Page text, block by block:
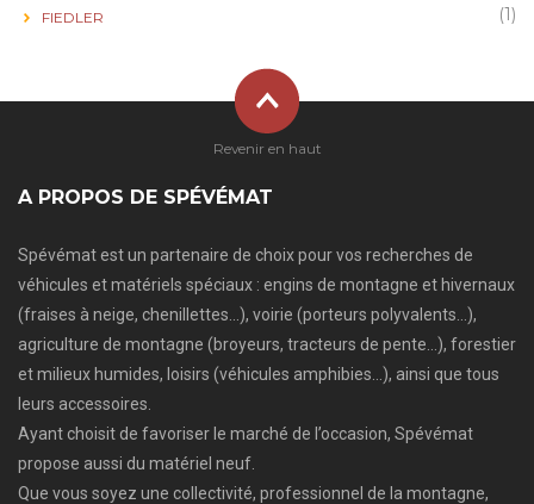
FIEDLER (1)
A PROPOS DE SPÉVÉMAT
Spévémat est un partenaire de choix pour vos recherches de
véhicules et matériels spéciaux : engins de montagne et hivernaux
(fraises à neige, chenillettes…), voirie (porteurs polyvalents…),
agriculture de montagne (broyeurs, tracteurs de pente…), forestier
et milieux humides, loisirs (véhicules amphibies…), ainsi que tous
leurs accessoires.
Ayant choisit de favoriser le marché de l’occasion, Spévémat
propose aussi du matériel neuf.
Que vous soyez une collectivité, professionnel de la montagne,
Revenir en haut